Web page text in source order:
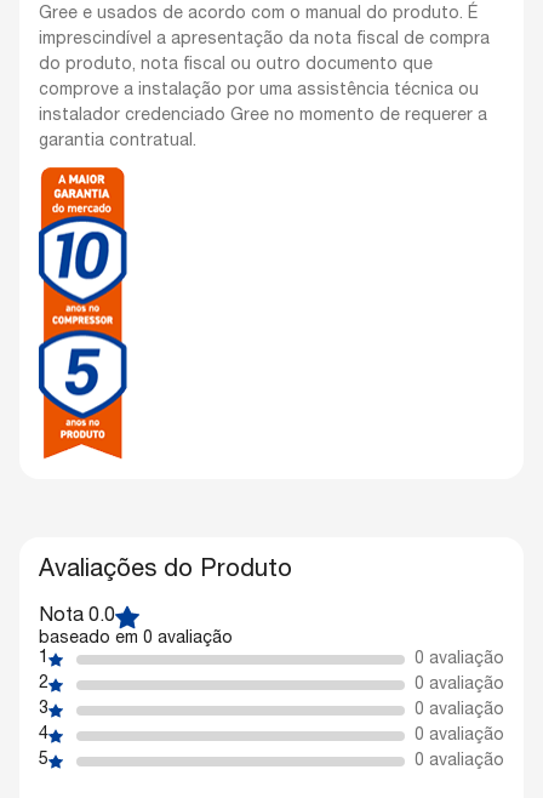
Gree e usados de acordo com o manual do produto. É
imprescindível a apresentação da nota fiscal de compra
do produto, nota fiscal ou outro documento que
comprove a instalação por uma assistência técnica ou
instalador credenciado Gree no momento de requerer a
garantia contratual.
Avaliações do Produto
Nota 0.0
baseado em 0 avaliação
1
0 avaliação
2
0 avaliação
3
0 avaliação
4
0 avaliação
5
0 avaliação